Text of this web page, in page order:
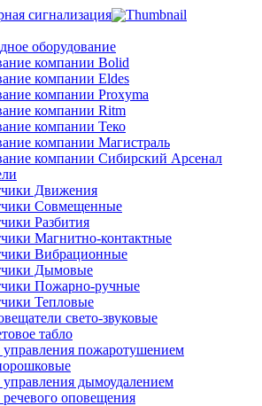
сигнализация
оборудование
компании Bolid
компании Eldes
компании Proxyma
компании Ritm
компании Теко
компании Магистраль
компании Сибирский Арсенал
Движения
Совмещенные
Разбития
Магнитно-контактные
Вибрационные
Дымовые
Пожарно-ручные
Тепловые
свето-звуковые
табло
пожаротушением
дымоудалением
оповещения